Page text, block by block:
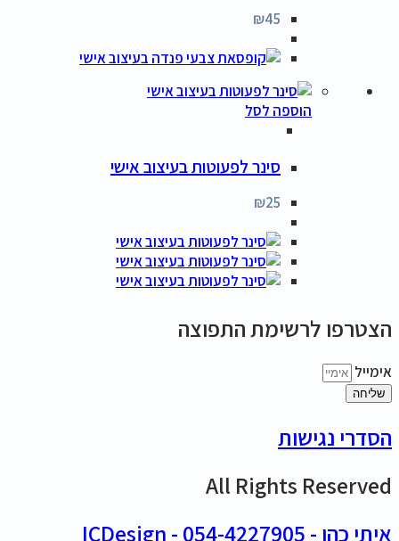
₪45
הוספה לסל
סינר לפעוטות בעיצוב אישי
₪25
הצטרפו לרשימת התפוצה
אימייל
שליחה
הסדרי נגישות
All Rights Reserved
איתי כהן - 054-4227905 - ICDesign